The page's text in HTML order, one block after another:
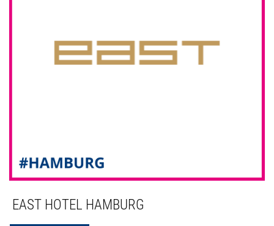
EAST HOTEL HAMBURG